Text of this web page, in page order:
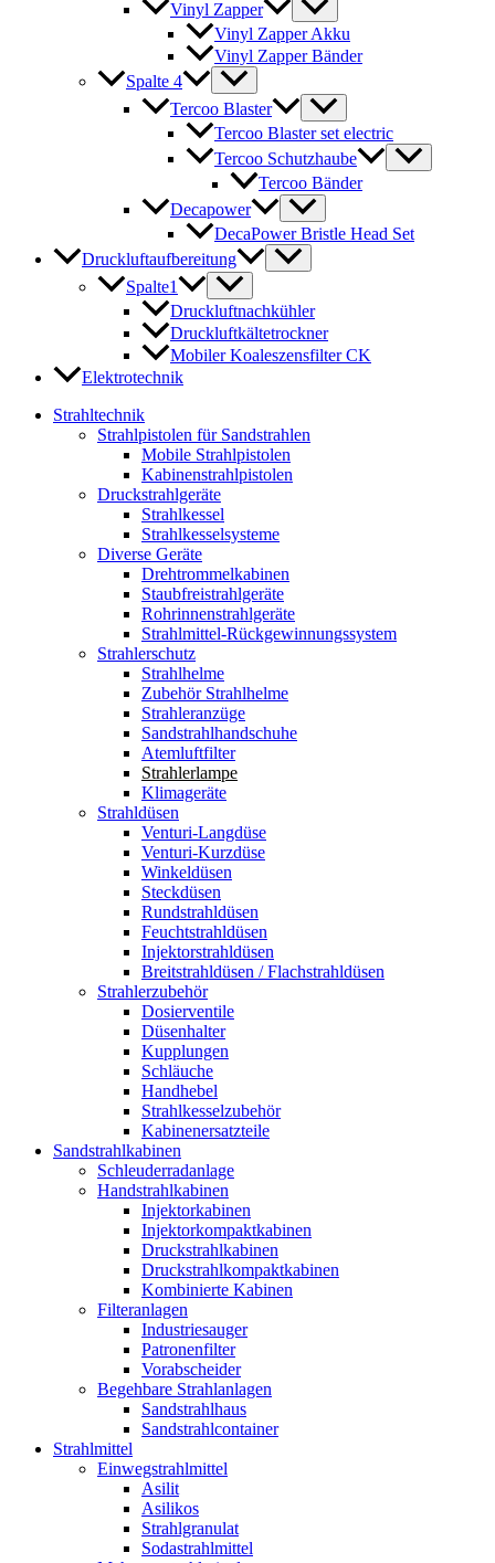
Vinyl Zapper
Vinyl Zapper Akku
Vinyl Zapper Bänder
Spalte 4
Tercoo Blaster
Tercoo Blaster set electric
Tercoo Schutzhaube
Tercoo Bänder
Decapower
DecaPower Bristle Head Set
Druckluftaufbereitung
Spalte1
Druckluftnachkühler
Druckluftkältetrockner
Mobiler Koaleszensfilter CK
Elektrotechnik
Strahltechnik
Strahlpistolen für Sandstrahlen
Mobile Strahlpistolen
Kabinenstrahlpistolen
Druckstrahlgeräte
Strahlkessel
Strahlkesselsysteme
Diverse Geräte
Drehtrommelkabinen
Staubfreistrahlgeräte
Rohrinnenstrahlgeräte
Strahlmittel-Rückgewinnungssystem
Strahlerschutz
Strahlhelme
Zubehör Strahlhelme
Strahleranzüge
Sandstrahlhandschuhe
Atemluftfilter
Strahlerlampe
Klimageräte
Strahldüsen
Venturi-Langdüse
Venturi-Kurzdüse
Winkeldüsen
Steckdüsen
Rundstrahldüsen
Feuchtstrahldüsen
Injektorstrahldüsen
Breitstrahldüsen / Flachstrahldüsen
Strahlerzubehör
Dosierventile
Düsenhalter
Kupplungen
Schläuche
Handhebel
Strahlkesselzubehör
Kabinenersatzteile
Sandstrahlkabinen
Schleuderradanlage
Handstrahlkabinen
Injektorkabinen
Injektorkompaktkabinen
Druckstrahlkabinen
Druckstrahlkompaktkabinen
Kombinierte Kabinen
Filteranlagen
Industriesauger
Patronenfilter
Vorabscheider
Begehbare Strahlanlagen
Sandstrahlhaus
Sandstrahlcontainer
Strahlmittel
Einwegstrahlmittel
Asilit
Asilikos
Strahlgranulat
Sodastrahlmittel